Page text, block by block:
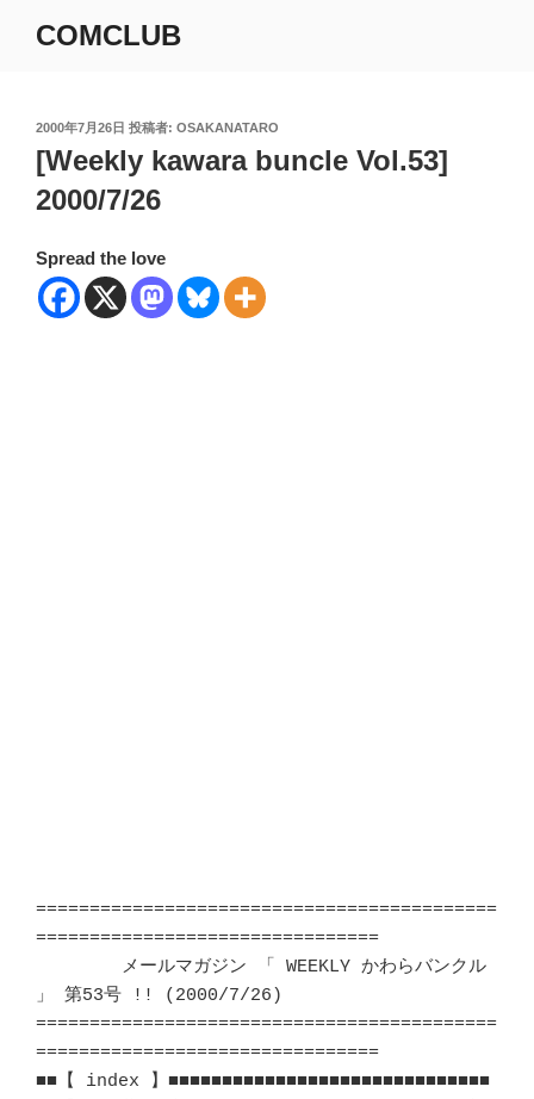
COMCLUB
投
稿
日:
2000年7月26日 投稿者: OSAKANATARO
[Weekly kawara buncle Vol.53]
2000/7/26
Spread the love
===========================================
================================
」 第53号 !! (2000/7/26)
===========================================
================================
■■【 index 】■■■■■■■■■■■■■■■■■■■■■■■■■■■■■■